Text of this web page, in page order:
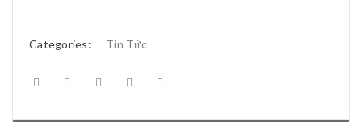
Categories: Tin Tức